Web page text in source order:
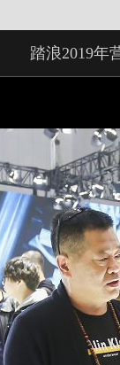
踏浪2019年